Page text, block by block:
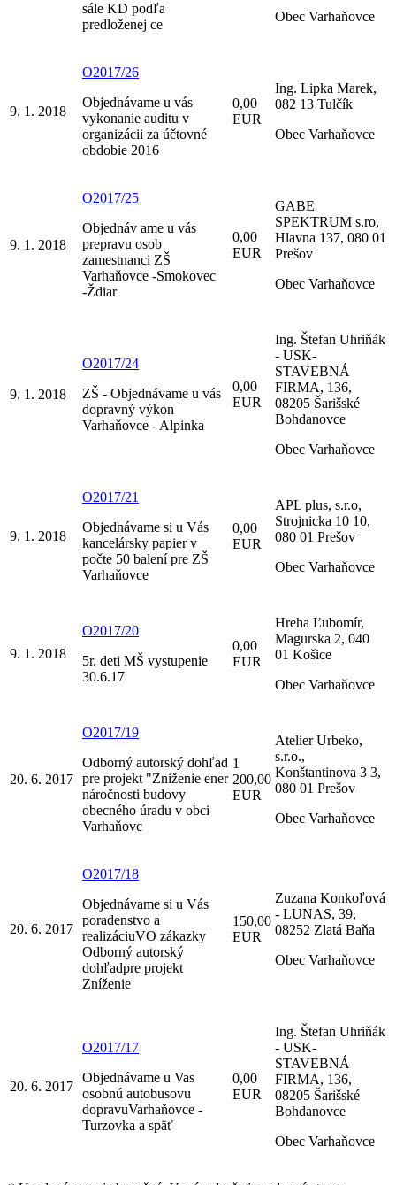
sále KD podľa
predloženej ce
Obec Varhaňovce
9. 1. 2018
O2017/26
Objednávame u vás
vykonanie auditu v
organizácii za účtovné
obdobie 2016
0,00
EUR
Ing. Lipka Marek,
082 13 Tulčík
Obec Varhaňovce
9. 1. 2018
O2017/25
Objednáv ame u vás
prepravu osob
zamestnanci ZŠ
Varhaňovce -Smokovec
-Ždiar
0,00
EUR
GABE
SPEKTRUM s.ro,
Hlavna 137, 080 01
Prešov
Obec Varhaňovce
9. 1. 2018
O2017/24
ZŠ - Objednávame u vás
dopravný výkon
Varhaňovce - Alpinka
0,00
EUR
Ing. Štefan Uhriňák
- USK-
STAVEBNÁ
FIRMA, 136,
08205 Šarišské
Bohdanovce
Obec Varhaňovce
9. 1. 2018
O2017/21
Objednávame si u Vás
kancelársky papier v
počte 50 balení pre ZŠ
Varhaňovce
0,00
EUR
APL plus, s.r.o,
Strojnicka 10 10,
080 01 Prešov
Obec Varhaňovce
9. 1. 2018
O2017/20
5r. deti MŠ vystupenie
30.6.17
0,00
EUR
Hreha Ľubomír,
Magurska 2, 040
01 Košice
Obec Varhaňovce
20. 6. 2017
O2017/19
Odborný autorský dohľad
pre projekt "Zniženie ener
náročnosti budovy
obecného úradu v obci
Varhaňovc
1
200,00
EUR
Atelier Urbeko,
s.r.o.,
Konštantinova 3 3,
080 01 Prešov
Obec Varhaňovce
20. 6. 2017
O2017/18
Objednávame si u Vás
poradenstvo a
realizáciuVO zákazky
Odborný autorský
dohľadpre projekt
Zníženie
150,00
EUR
Zuzana Konkoľová
- LUNAS, 39,
08252 Zlatá Baňa
Obec Varhaňovce
20. 6. 2017
O2017/17
Objednávame u Vas
osobnú autobusovu
dopravuVarhaňovce -
Turzovka a späť
0,00
EUR
Ing. Štefan Uhriňák
- USK-
STAVEBNÁ
FIRMA, 136,
08205 Šarišské
Bohdanovce
Obec Varhaňovce